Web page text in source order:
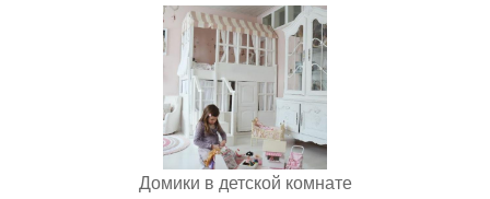
Домики в детской комнате